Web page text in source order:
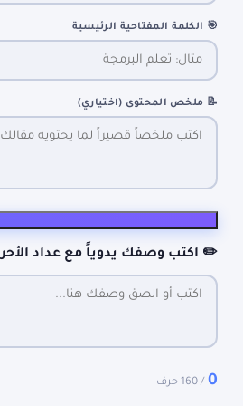
🎯 الكلمة المفتاحية الرئيسية
📝 ملخص المحتوى (اختياري)
✏️ اكتب وصفك يدوياً مع عداد
0 / 160 حرف